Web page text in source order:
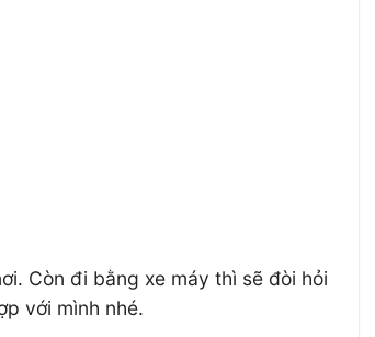
Còn đi bằng xe máy thì sẽ đòi hỏi
với mình nhé.